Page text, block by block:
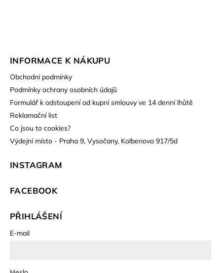
INFORMACE K NÁKUPU
Obchodní podmínky
Podmínky ochrany osobních údajů
Formulář k odstoupení od kupní smlouvy ve 14 denní lhůtě
Reklamační list
Co jsou to cookies?
Výdejní místo - Praha 9, Vysočany, Kolbenova 917/5d
INSTAGRAM
FACEBOOK
PŘIHLÁŠENÍ
E-mail